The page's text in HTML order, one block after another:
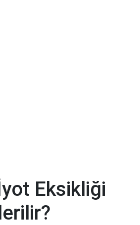
Eksikliği